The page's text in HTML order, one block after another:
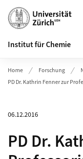
Header
Institut für Chemie
Home Forschung
PD Dr. Kathrin Fenner zur
06.12.2016
PD Dr.